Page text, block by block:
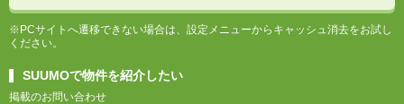
※PCサイトへ遷移できない場合は、設定メニューからキャッシュ消去をお試し
ください。
SUUMOで物件を紹介したい
掲載のお問い合わせ